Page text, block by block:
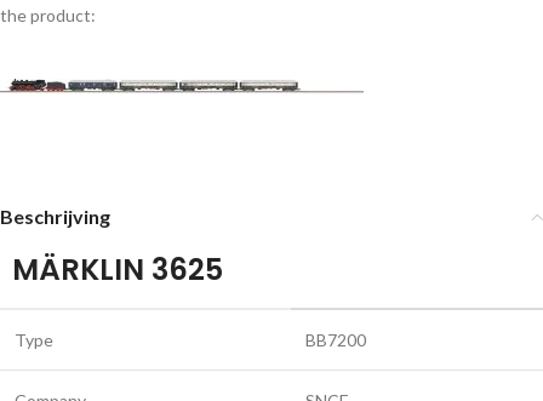
the product:
Beschrijving
MÄRKLIN 3625
Type BB7200